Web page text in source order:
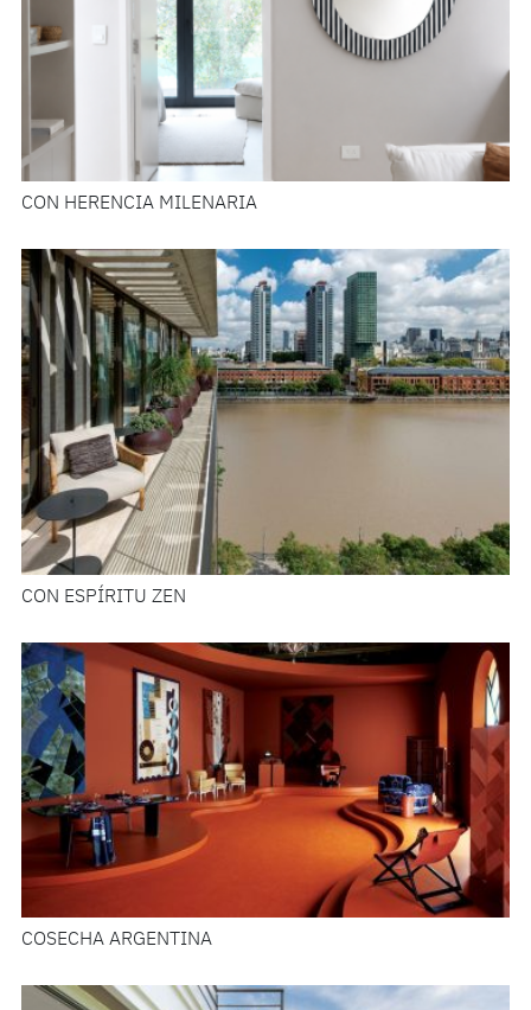
CON HERENCIA MILENARIA
CON ESPÍRITU ZEN
COSECHA ARGENTINA